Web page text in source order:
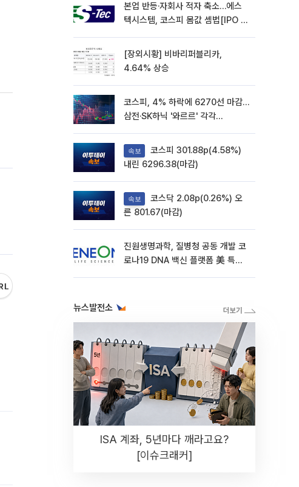
본업 반등·자회사 적자 축소…에스
텍시스템, 코스피 몸값 셈법[IPO 엑
[장외시황] 비바리퍼블리카,
4.64% 상승
코스피, 4% 하락에 6270선 마감…
삼전·SK하닉 '와르르' 각각
속보
내린 6296.38(마감)
속보
른 801.67(마감)
진원생명과학, 질병청 공동 개발 코
로나19 DNA 백신 플랫폼 美 특허
뉴스발전소
ISA 계좌, 5년마다 깨라고요?
[이슈크래커]